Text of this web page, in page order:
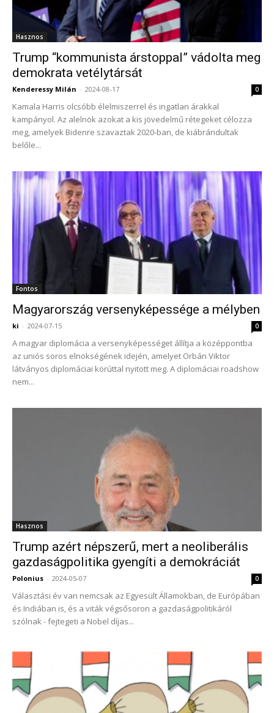
Hasznos
Trump “kommunista árstoppal” vádolta meg
demokrata vetélytársát
Kenderessy Milán - 2024-08-17 0
Kamala Harris olcsóbb élelmiszerrel és ingatlan árakkal
kampányol. Az alelnök azokat a kis jövedelmű rétegeket célozza
meg, amelyek Bidenre szavaztak 2020-ban, de kiábrándultak
belőle...
Fontos
Magyarország versenyképessége a mélyben
ki - 2024-07-15 0
A magyar diplomácia a versenyképességet állítja a középpontba
az uniós soros elnökségének idején, amelyet Orbán Viktor
látványos diplomáciai körúttal nyitott meg. A diplomáciai roadshow
nem...
Hasznos
Trump azért népszerű, mert a neoliberális
gazdaságpolitika gyengíti a demokráciát
Polonius - 2024-05-07 0
Választási év van nemcsak az Egyesült Államokban, de Európában
és Indiában is, és a viták végsősoron a gazdaságpolitikáról
szólnak - fejtegeti a Nobel díjas...